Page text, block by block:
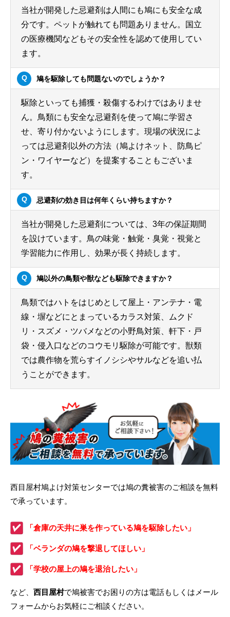
当社が開発した忌避剤は人間にも鳩にも安全な成
分です。ペットが触れても問題ありません。国立
の医療機関などもその安全性を認めて使用してい
ます。
鳩を駆除しても問題ないのでしょうか？
駆除といっても捕獲・殺傷するわけではありませ
ん。鳥類にも安全な忌避剤を使って鳩に学習さ
せ、寄り付かないようにします。現場の状況によ
っては忌避剤以外の方法（鳩よけネット、防鳥ピ
ン・ワイヤーなど）を提案することもございま
す。
忌避剤の効き目は何年くらい持ちますか？
当社が開発した忌避剤については、3年の保証期間
を設けています。鳥の味覚・触覚・臭覚・視覚と
学習能力に作用し、効果が長く持続します。
鳩以外の鳥類や獣なども駆除できますか？
鳥類ではハトをはじめとして屋上・アンテナ・電
線・塀などにとまっているカラス対策、ムクド
リ・スズメ・ツバメなどの小野鳥対策、軒下・戸
袋・侵入口などのコウモリ駆除が可能です。獣類
では農作物を荒らすイノシシやサルなどを追い払
うことができます。
西目屋村鳩よけ対策センターでは鳩の糞被害のご相談を無料
で承っています。
「倉庫の天井に巣を作っている鳩を駆除したい」
「ベランダの鳩を撃退してほしい」
「学校の屋上の鳩を退治したい」
など、 西目屋村で鳩被害でお困りの方は電話もしくはメール
フォームからお気軽にご相談ください。